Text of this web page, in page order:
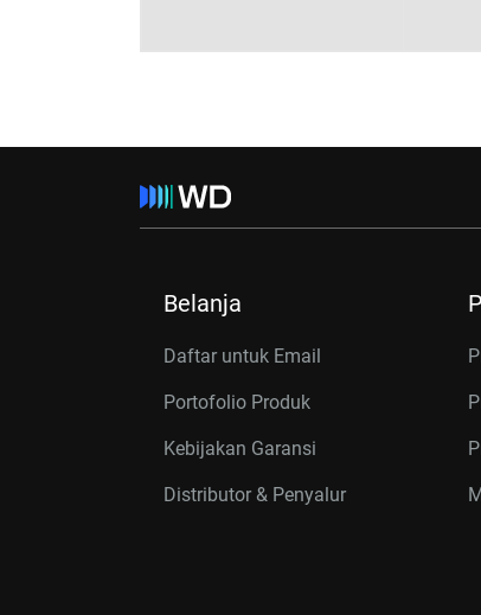
Belanja
Daftar untuk Email
Portofolio Produk
Kebijakan Garansi
Distributor & Penyalur